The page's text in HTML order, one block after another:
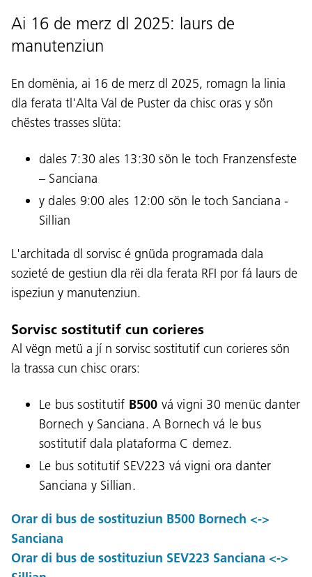
Lingaz:
DEU
ITA
Ai 16 de merz dl 2025: laurs de
manutenziun
En domënia, ai 16 de merz dl 2025, romagn la linia
dla ferata tl'Alta Val de Puster da chisc oras y sön
chëstes trasses slüta:
dales 7:30 ales 13:30 sön le toch Franzensfeste
– Sanciana
y dales 9:00 ales 12:00 sön le toch Sanciana -
Sillian
L'architada dl sorvisc é gnüda programada dala
sozieté de gestiun dla rëi dla ferata RFI por fá laurs de
ispeziun y manutenziun.
Sorvisc sostitutif cun corieres
Al vëgn metü a jí n sorvisc sostitutif cun corieres sön
la trassa cun chisc orars:
Le bus sostitutif B500 vá vigni 30 menüc danter
Bornech y Sanciana. A Bornech vá le bus
sostitutif dala plataforma C demez.
Le bus sotitutif SEV223 vá vigni ora danter
Sanciana y Sillian.
Orar di bus de sostituziun B500 Bornech <->
Sanciana
Orar di bus de sostituziun SEV223 Sanciana <->